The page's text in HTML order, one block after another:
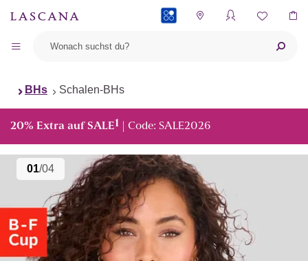
BHs Schalen-BHs
20% Extra auf SALE1 | Code: SALE2026
01/04